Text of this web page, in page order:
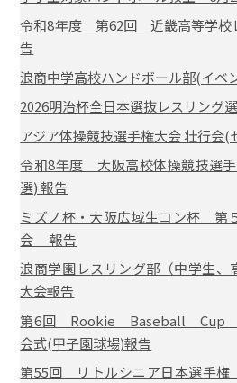
令和8年度 第62回 近畿高等学校
告
浪商中学高校ハンドボール部(イベ
2026明治杯全日本選抜レスリング
アジア体操競技選手権大会 壮行会(
令和8年度 大阪高校体操競技選
選) 報告
ミズノ杯・大阪広域生コン杯 第
会 報告
浪商学園レスリング部（中学生、
大会報告
第6回 Rookie Baseball Cup
会式(甲子園球場)報告
第55回 リトルシニア日本選手